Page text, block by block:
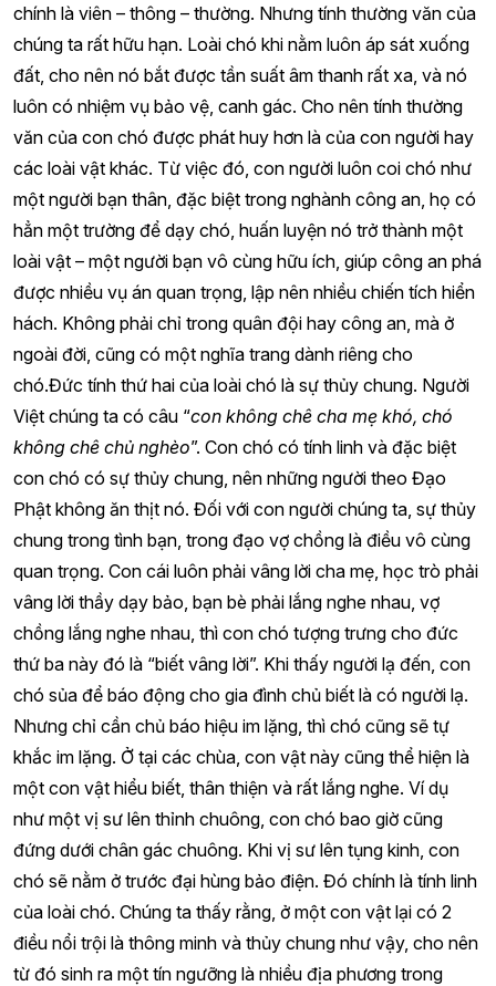
chính là viên – thông – thường. Nhưng tính thường văn của
chúng ta rất hữu hạn. Loài chó khi nằm luôn áp sát xuống
đất, cho nên nó bắt được tần suất âm thanh rất xa, và nó
luôn có nhiệm vụ bảo vệ, canh gác. Cho nên tính thường
văn của con chó được phát huy hơn là của con người hay
các loài vật khác. Từ việc đó, con người luôn coi chó như
một người bạn thân, đặc biệt trong nghành công an, họ có
hẳn một trường để dạy chó, huấn luyện nó trở thành một
loài vật – một người bạn vô cùng hữu ích, giúp công an phá
được nhiều vụ án quan trọng, lập nên nhiều chiến tích hiển
hách. Không phải chỉ trong quân đội hay công an, mà ở
ngoài đời, cũng có một nghĩa trang dành riêng cho
chó.Đức tính thứ hai của loài chó là sự thủy chung. Người
Việt chúng ta có câu “con không chê cha mẹ khó, chó
không chê chủ nghèo”. Con chó có tính linh và đặc biệt
con chó có sự thủy chung, nên những người theo Đạo
Phật không ăn thịt nó. Đối với con người chúng ta, sự thủy
chung trong tình bạn, trong đạo vợ chồng là điều vô cùng
quan trọng. Con cái luôn phải vâng lời cha mẹ, học trò phải
vâng lời thầy dạy bảo, bạn bè phải lắng nghe nhau, vợ
chồng lắng nghe nhau, thì con chó tượng trưng cho đức
thứ ba này đó là “biết vâng lời”. Khi thấy người lạ đến, con
chó sủa để báo động cho gia đình chủ biết là có người lạ.
Nhưng chỉ cần chủ báo hiệu im lặng, thì chó cũng sẽ tự
khắc im lặng. Ở tại các chùa, con vật này cũng thể hiện là
một con vật hiểu biết, thân thiện và rất lắng nghe. Ví dụ
như một vị sư lên thỉnh chuông, con chó bao giờ cũng
đứng dưới chân gác chuông. Khi vị sư lên tụng kinh, con
chó sẽ nằm ở trước đại hùng bảo điện. Đó chính là tính linh
của loài chó. Chúng ta thấy rằng, ở một con vật lại có 2
điều nổi trội là thông minh và thủy chung như vậy, cho nên
từ đó sinh ra một tín ngưỡng là nhiều địa phương trong